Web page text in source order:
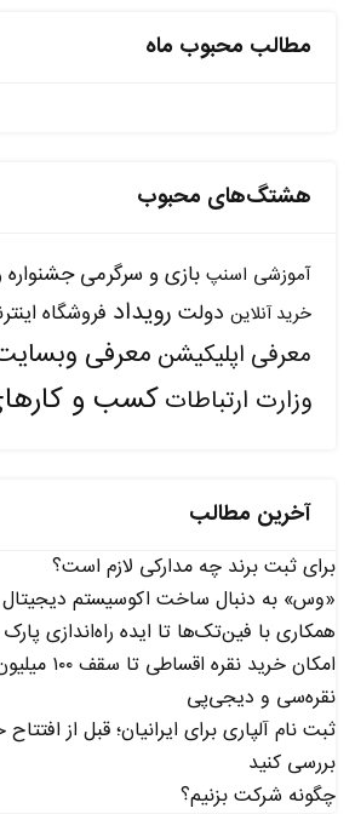
مطالب محبوب ماه
هشتگ‌های محبوب
آموزشی اسنپ بازی و سرگرمی جشنواره
خرید آنلاین دولت رویداد فروشگاه
معرفی اپلیکیشن معرفی
وزارت ارتباطاتکسب و
آخرین مطالب
برای ثبت برند چه مدارکی لازم است؟
«وس» به دنبال ساخت اکوسیستم
همکاری با فین‌تک‌ها تا ایده راه‌اندازی
امکان خرید
نقره‌سی و دیجی‌پی
ثبت نام آلپاری برای ایرانیان؛ قبل از
بررسی کنید
چگونه شرکت بزنیم؟